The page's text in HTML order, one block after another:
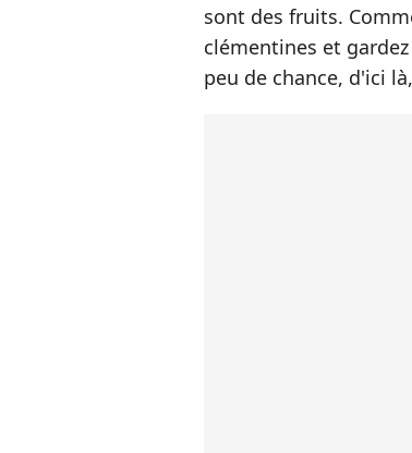
sont des fruits.
clémentines et
peu de chance, d'ici